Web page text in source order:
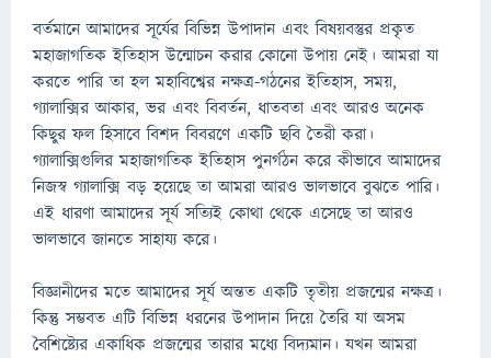
বর্তমানে আমাদের সূর্যের বিভিন্ন উপাদান এবং বিষয়বস্তুর প্রকৃত
মহাজাগতিক ইতিহাস উন্মোচন করার কোনো উপায় নেই। আমরা যা
করতে পারি তা হল মহাবিশ্বের নক্ষত্র-গঠনের ইতিহাস, সময়,
গ্যালাক্সির আকার, ভর এবং বিবর্তন, ধাতবতা এবং আরও অনেক
কিছুর ফল হিসাবে বিশদ বিবরণে একটি ছবি তৈরী করা।
গ্যালাক্সিগুলির মহাজাগতিক ইতিহাস পুনর্গঠন করে কীভাবে আমাদের
নিজস্ব গ্যালাক্সি বড় হয়েছে তা আমরা আরও ভালভাবে বুঝতে পারি।
এই ধারণা আমাদের সূর্য সত্যিই কোথা থেকে এসেছে তা আরও
ভালভাবে জানতে সাহায্য করে।
বিজ্ঞানীদের মতে আমাদের সূর্য অন্তত একটি তৃতীয় প্রজন্মের নক্ষত্র।
কিন্তু সম্ভবত এটি বিভিন্ন ধরনের উপাদান দিয়ে তৈরি যা অসম
বৈশিষ্ট্যের একাধিক প্রজন্মের তারার মধ্যে বিদ্যমান। যখন আমরা